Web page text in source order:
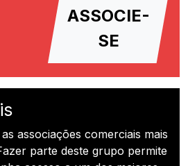
ASSOCIE-
SE
associações comerciais mais
parte deste grupo permite